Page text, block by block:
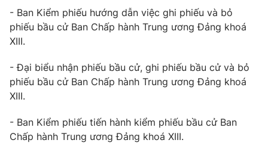
Liên hệ tòa soạn English
THỜI BÁO VTV
Theo dõi báo trên
- Ban Kiểm phiếu hướng dẫn việc ghi phiếu và bỏ
phiếu bầu cử Ban Chấp hành Trung ương Đảng khoá
XIII.
- Đại biểu nhận phiếu bầu cử, ghi phiếu bầu cử và bỏ
phiếu bầu cử Ban Chấp hành Trung ương Đảng khoá
XIII.
- Ban Kiểm phiếu tiến hành kiểm phiếu bầu cử Ban
Chấp hành Trung ương Đảng khoá XIII.